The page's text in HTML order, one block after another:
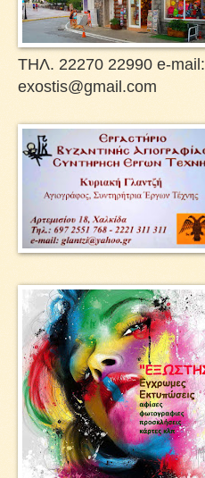
ΤΗΛ. 22270 22990 e-mail:
exostis@gmail.com